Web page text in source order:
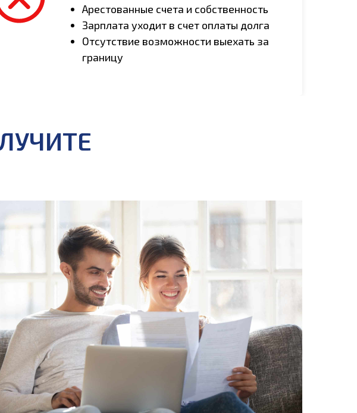
Арестованные счета и собственность
Зарплата уходит в счет оплаты долга
Отсутствие возможности выехать за
границу